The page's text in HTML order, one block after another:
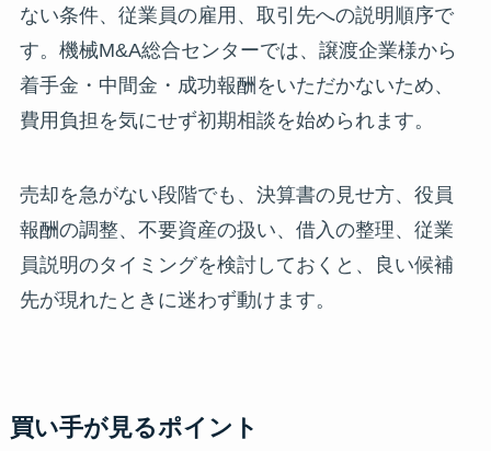
ない条件、従業員の雇用、取引先への説明順序で
す。機械M&A総合センターでは、譲渡企業様から
着手金・中間金・成功報酬をいただかないため、
費用負担を気にせず初期相談を始められます。
売却を急がない段階でも、決算書の見せ方、役員
報酬の調整、不要資産の扱い、借入の整理、従業
員説明のタイミングを検討しておくと、良い候補
先が現れたときに迷わず動けます。
買い手が見るポイント